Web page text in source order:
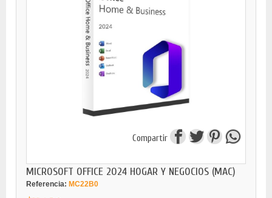
Compartir
MICROSOFT OFFICE 2024 HOGAR Y NEGOCIOS (MAC)
Referencia: MC22B0